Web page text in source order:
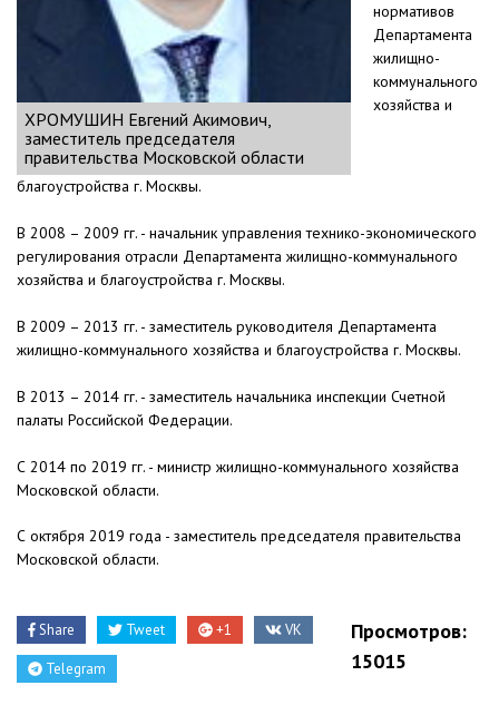
ХРОМУШИН Евгений Акимович,
заместитель председателя
правительства Московской области
нормативов
Департамента
жилищно-
коммунального
хозяйства и
благоустройства г. Москвы.
В 2008 – 2009 гг. - начальник управления технико-экономического
регулирования отрасли Департамента жилищно-коммунального
хозяйства и благоустройства г. Москвы.
В 2009 – 2013 гг. - заместитель руководителя Департамента
жилищно-коммунального хозяйства и благоустройства г. Москвы.
В 2013 – 2014 гг. - заместитель начальника инспекции Счетной
палаты Российской Федерации.
С 2014 по 2019 гг. - министр жилищно-коммунального хозяйства
Московской области.
С октября 2019 года - заместитель председателя правительства
Московской области.
Share Tweet +1 VK
Telegram
Просмотров:
15015